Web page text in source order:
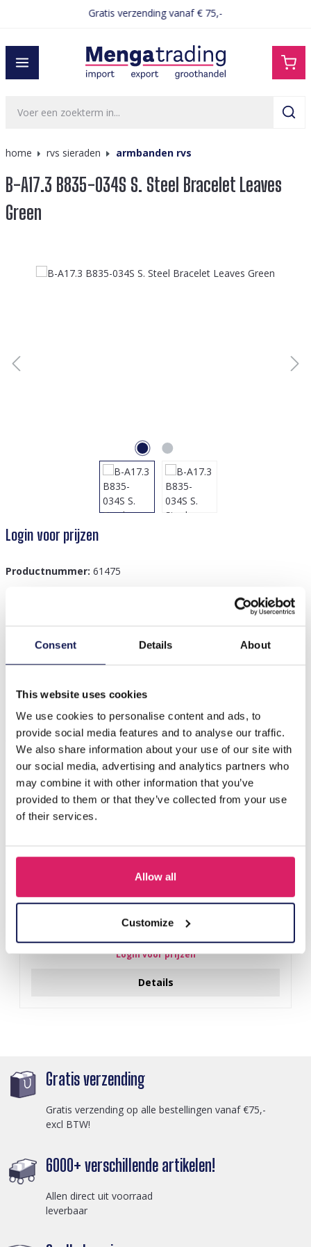
Consent Details About
This website uses cookies
We use cookies to personalise content and ads, to
provide social media features and to analyse our traffic.
We also share information about your use of our site with
our social media, advertising and analytics partners who
may combine it with other information that you’ve
provided to them or that they’ve collected from your use
of their services.
Allow all
Customize
Gratis verzending vanaf € 75,-
home rvs sieraden armbanden rvs
B-A17.3 B835-034S S. Steel Bracelet Leaves
Green
Afbeeldingengalerij overslaan
Login voor prijzen
Productnummer: 61475
Beschrijving
Anderen kochten ook
A-F23.2 B2574-015G Stainless Steel Bangle 8mm
Login voor prijzen
Details
Gratis verzending
Gratis verzending op alle bestellingen vanaf €75,-
excl BTW!
6000+ verschillende artikelen!
Allen direct uit voorraad
leverbaar